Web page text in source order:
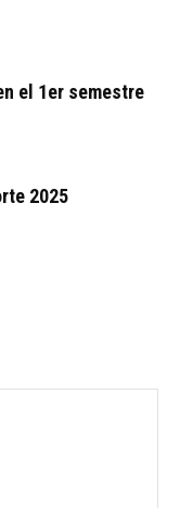
el 1er semestre
2025